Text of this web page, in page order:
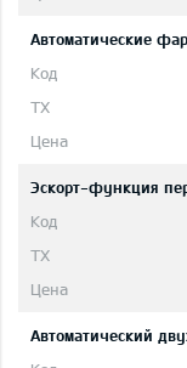
Автоматические
Эскорт-функция
Автоматический